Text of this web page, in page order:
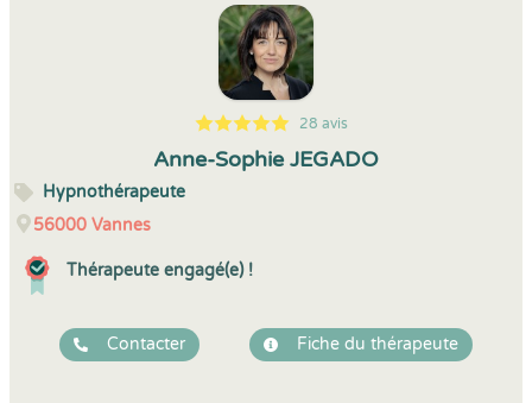
5
1
5
28 28 avis
Anne-Sophie JEGADO
Hypnothérapeute
56000 Vannes
Thérapeute engagé(e) !
Contacter Fiche du thérapeute